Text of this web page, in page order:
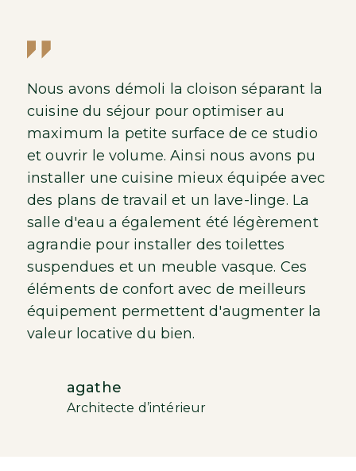
Nous avons démoli la cloison séparant la
cuisine du séjour pour optimiser au
maximum la petite surface de ce studio
et ouvrir le volume. Ainsi nous avons pu
installer une cuisine mieux équipée avec
des plans de travail et un lave-linge. La
salle d'eau a également été légèrement
agrandie pour installer des toilettes
suspendues et un meuble vasque. Ces
éléments de confort avec de meilleurs
équipement permettent d'augmenter la
valeur locative du bien.
agathe
Architecte d’intérieur